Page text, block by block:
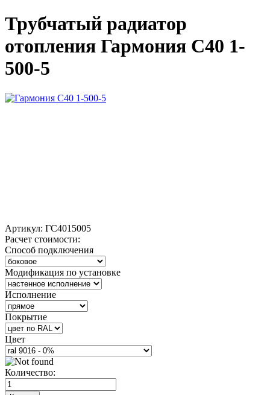
Трубчатый радиатор
отопления Гармония С40 1-
500-5
Артикул: ГС4015005
Расчет стоимости:
Способ подключения
Модификация по установке
Исполнение
Покрытие
Цвет
Количество: